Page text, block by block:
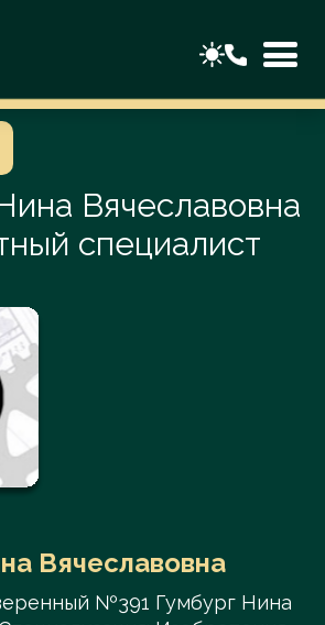
Вячеславовна
специалист
Вячеславовна
№391 Гумбург Нина